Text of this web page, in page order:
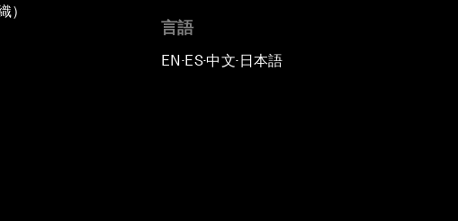
）
言語
EN ▪ES▪中文▪ 日本語